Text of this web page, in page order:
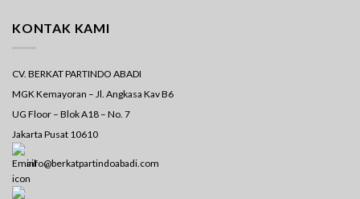
KONTAK KAMI
CV. BERKAT PARTINDO ABADI
MGK Kemayoran – Jl. Angkasa Kav B6
UG Floor – Blok A18 – No. 7
Jakarta Pusat 10610
info@berkatpartindoabadi.com